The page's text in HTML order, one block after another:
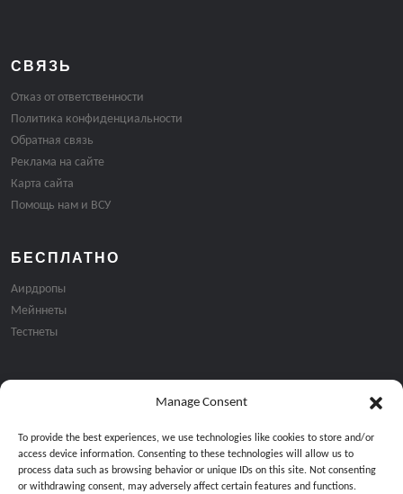
Manage Consent
To provide the best experiences, we use technologies like cookies to store and/or
access device information. Consenting to these technologies will allow us to
process data such as browsing behavior or unique IDs on this site. Not consenting
or withdrawing consent, may adversely affect certain features and functions.
СВЯЗЬ
Отказ от ответственности
Политика конфиденциальности
Обратная связь
Реклама на сайте
Карта сайта
Помощь нам и ВСУ
БЕСПЛАТНО
Аирдропы
Мейннеты
Тестнеты
Подписка на email рассылку: